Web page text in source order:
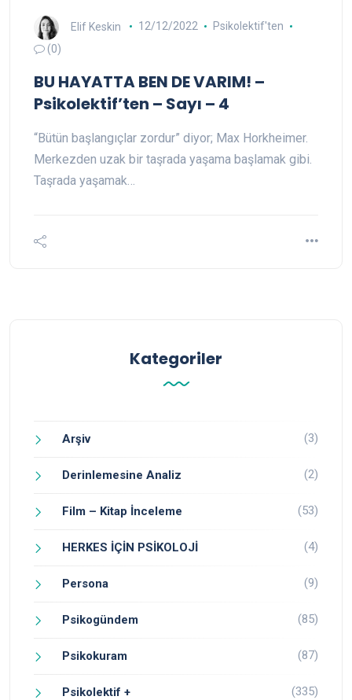
Elif Keskin 12/12/2022
Psikolektif'ten
(0)
BU HAYATTA BEN DE VARIM! –
Psikolektif’ten – Sayı – 4
“Bütün başlangıçlar zordur” diyor; Max Horkheimer.
Merkezden uzak bir taşrada yaşama başlamak gibi.
Taşrada yaşamak…
Kategoriler
Arşiv (3)
Derinlemesine Analiz (2)
Film – Kitap İnceleme (53)
HERKES İÇİN PSİKOLOJİ (4)
Persona (9)
Psikogündem (85)
Psikokuram (87)
Psikolektif + (335)